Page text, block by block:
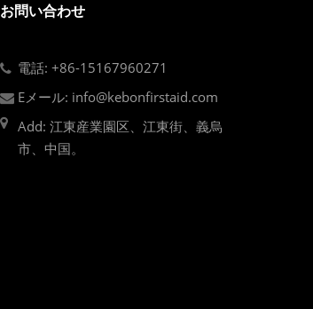
お問い合わせ
電話: +86-15167960271
Eメール: info@kebonfirstaid.com
Add: 江東産業園区、江東街、義烏
市、中国。